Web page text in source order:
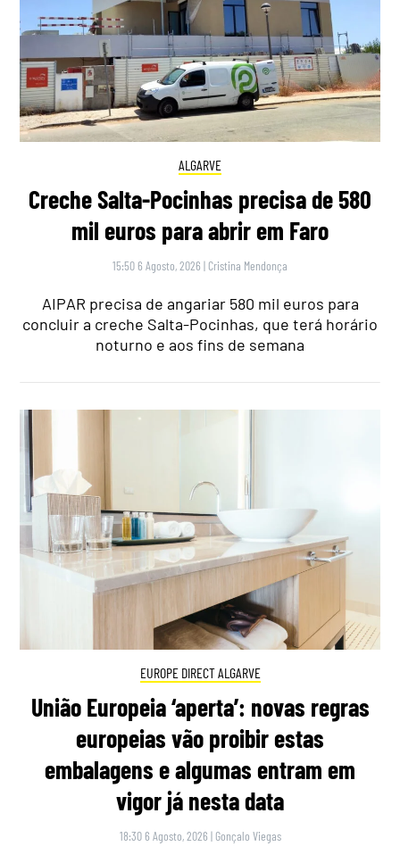
ALGARVE
Creche Salta-Pocinhas precisa de 580
mil euros para abrir em Faro
15:50 6 Agosto, 2026 | Cristina Mendonça
AIPAR precisa de angariar 580 mil euros para
concluir a creche Salta-Pocinhas, que terá horário
noturno e aos fins de semana
EUROPE DIRECT ALGARVE
União Europeia ‘aperta’: novas regras
europeias vão proibir estas
embalagens e algumas entram em
vigor já nesta data
18:30 6 Agosto, 2026 | Gonçalo Viegas